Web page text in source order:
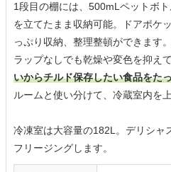
1段目の棚には、500mLペットボ
を立てたまま収納可能。ドアポケ
っぷり収納、整理整頓ができます
ラップなしでも乾燥や変色を抑え
いからチルド保存したい食品をた
ルームと使い分けて、冷蔵室内を
冷凍室は大容量の182L。デリシャ
フリージングします。